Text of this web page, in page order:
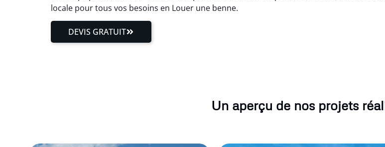
locale pour tous vos besoins en Louer une benne.
DEVIS GRATUIT
Un aperçu de nos projets